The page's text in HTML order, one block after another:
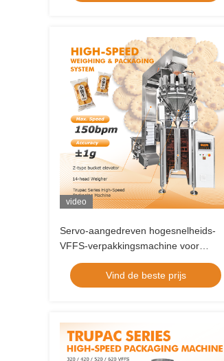
video
Servo-aangedreven hogesnelheids-
VFFS-verpakkingsmachine voor
korrelvoedselverpakkingstoepassingen
Vind de beste prijs